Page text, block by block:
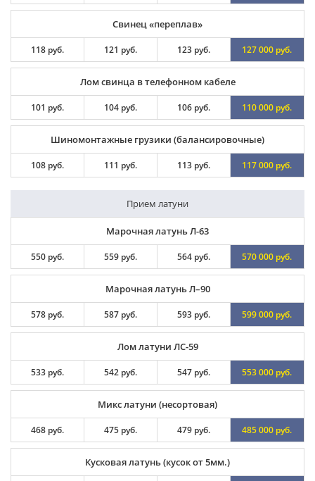
Свинец «переплав»
118 руб. 121 руб. 123 руб. 127 000 руб.
Лом свинца в телефонном кабеле
101 руб. 104 руб. 106 руб. 110 000 руб.
Шиномонтажные грузики (балансировочные)
108 руб. 111 руб. 113 руб. 117 000 руб.
Прием латуни
Марочная латунь Л-63
550 руб. 559 руб. 564 руб. 570 000 руб.
Марочная латунь Л–90
578 руб. 587 руб. 593 руб. 599 000 руб.
Лом латуни ЛС-59
533 руб. 542 руб. 547 руб. 553 000 руб.
Микс латуни (несортовая)
468 руб. 475 руб. 479 руб. 485 000 руб.
Кусковая латунь (кусок от 5мм.)